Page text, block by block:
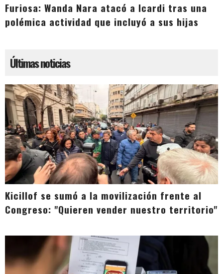
Furiosa: Wanda Nara atacó a Icardi tras una
polémica actividad que incluyó a sus hijas
Últimas noticias
Kicillof se sumó a la movilización frente al
Congreso: "Quieren vender nuestro territorio"